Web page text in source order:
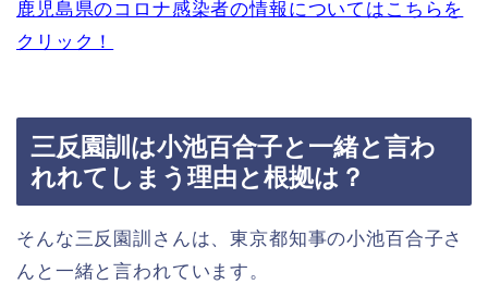
鹿児島県のコロナ感染者の情報についてはこちらを
クリック！
三反園訓は小池百合子と一緒と言わ
れれてしまう理由と根拠は？
そんな三反園訓さんは、東京都知事の小池百合子さ
んと一緒と言われています。